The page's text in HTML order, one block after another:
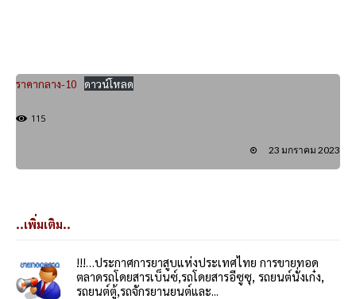
ราคากลาง-10 ดาวน์โหลด
115
23 มกราคม 2023
..เพิ่มเติม..
!!!…ประกาศการยาสูบแห่งประเทศไทย การขายทอด
ตลาดรถโดยสารเบ็นซ์,รถโดยสารอีซูซุ, รถยนต์นั่งเก๋ง,
รถยนต์ตู้,รถจักรยานยนต์และ...